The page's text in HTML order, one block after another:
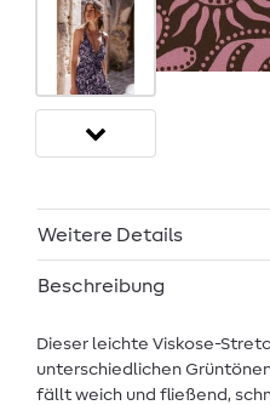
Weitere Details
Beschreibung
Dieser leichte Viskose-
unterschiedlichen
fällt weich und fließend,